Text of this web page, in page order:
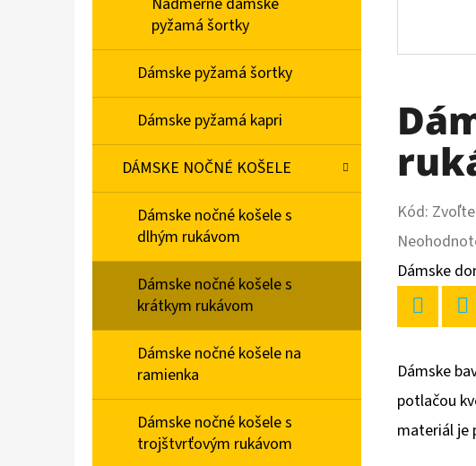
pyžamá šortky
Dámske pyžamá šortky
Dámske pyžamá kapri
DÁMSKE NOČNÉ KOŠELE
Dámske nočné košele s
dlhým rukávom
Dámske nočné košele s
krátkym rukávom
Dámske nočné košele na
ramienka
Dámske nočné košele s
trojštvrťovým rukávom
Kód:
Priemerné
hodnotenie
produktu
je
0,0
Dámske
Dámske
potlačou
materiál je